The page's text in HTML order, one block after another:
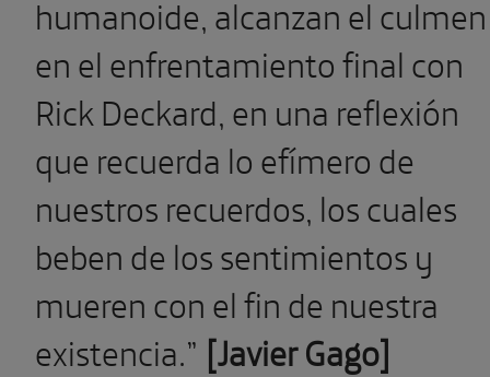
humanoide, alcanzan el culmen
en el enfrentamiento final con
Rick Deckard, en una reflexión
que recuerda lo efímero de
nuestros recuerdos, los cuales
beben de los sentimientos y
mueren con el fin de nuestra
existencia.” [Javier Gago]